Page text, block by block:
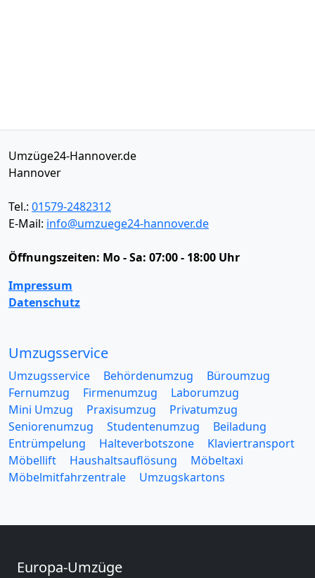
Umzüge24-Hannover.de
Hannover
Tel.: 01579-2482312
E-Mail: info@umzuege24-hannover.de
Öffnungszeiten: Mo - Sa: 07:00 - 18:00 Uhr
Impressum
Datenschutz
Umzugsservice
Umzugsservice Behördenumzug
Büroumzug
Fernumzug
Firmenumzug
Laborumzug
Mini Umzug
Praxisumzug
Privatumzug
Seniorenumzug
Studentenumzug
Beiladung
Entrümpelung
Halteverbotszone
Klaviertransport
Möbellift
Haushaltsauflösung
Möbeltaxi
Möbelmitfahrzentrale
Umzugskartons
Europa-Umzüge